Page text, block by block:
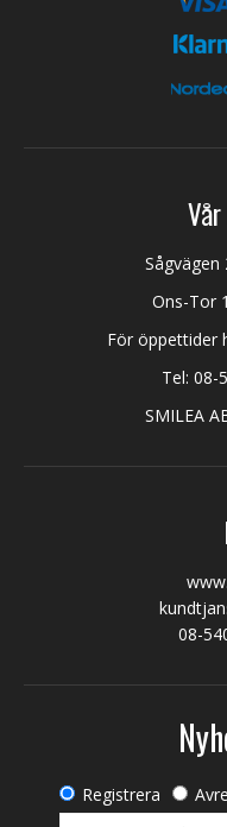
Sågvägen
Ons-Tor
För öppettider
Tel: 08-
SMILEA
08-
Registrera